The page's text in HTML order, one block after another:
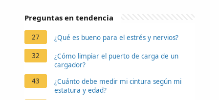
Preguntas en tendencia
27 ¿Qué es bueno para el estrés y nervios?
32
¿Cómo limpiar el puerto de carga de un
cargador?
43
¿Cuánto debe medir mi cintura según mi
estatura y edad?